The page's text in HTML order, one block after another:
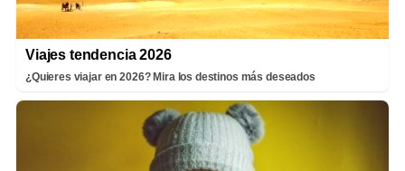
Viajes tendencia 2026
¿Quieres viajar en 2026? Mira los destinos más deseados